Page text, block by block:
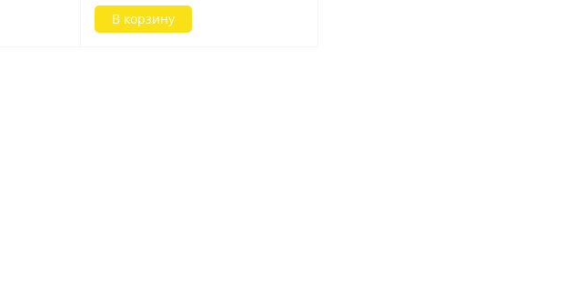
В корзину